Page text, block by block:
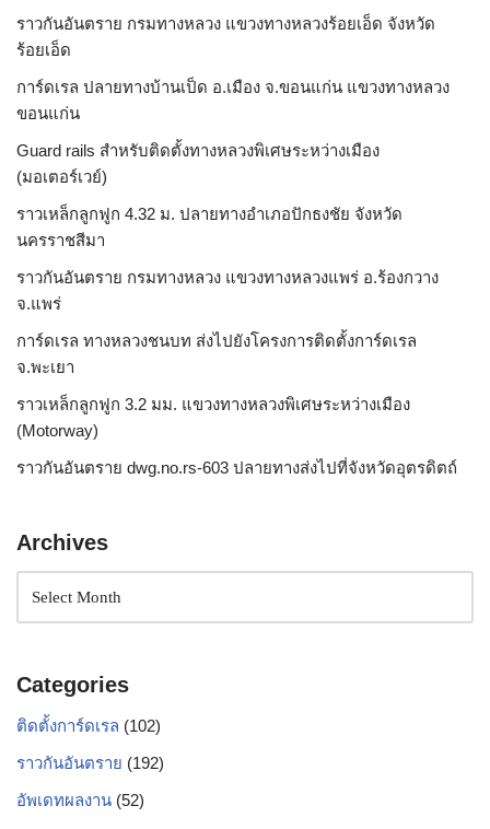
ราวกันอันตราย กรมทางหลวง แขวงทางหลวงร้อยเอ็ด จังหวัด
ร้อยเอ็ด
การ์ดเรล ปลายทางบ้านเป็ด อ.เมือง จ.ขอนแก่น แขวงทางหลวง
ขอนแก่น
Guard rails สำหรับติดตั้งทางหลวงพิเศษระหว่างเมือง
(มอเตอร์เวย์)
ราวเหล็กลูกฟูก 4.32 ม. ปลายทางอำเภอปักธงชัย จังหวัด
นครราชสีมา
ราวกันอันตราย กรมทางหลวง แขวงทางหลวงแพร่ อ.ร้องกวาง
จ.แพร่
การ์ดเรล ทางหลวงชนบท ส่งไปยังโครงการติดตั้งการ์ดเรล
จ.พะเยา
ราวเหล็กลูกฟูก 3.2 มม. แขวงทางหลวงพิเศษระหว่างเมือง
(Motorway)
ราวกันอันตราย dwg.no.rs-603 ปลายทางส่งไปที่จังหวัดอุตรดิตถ์
Archives
Categories
ติดตั้งการ์ดเรล (102)
ราวกันอันตราย (192)
อัพเดทผลงาน (52)